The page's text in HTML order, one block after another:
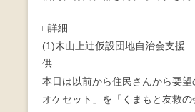
□詳細
(1)木山上辻仮設団地自治会支援
供
本日は以前から住民さんから要望
オケセット」を「くまもと友救